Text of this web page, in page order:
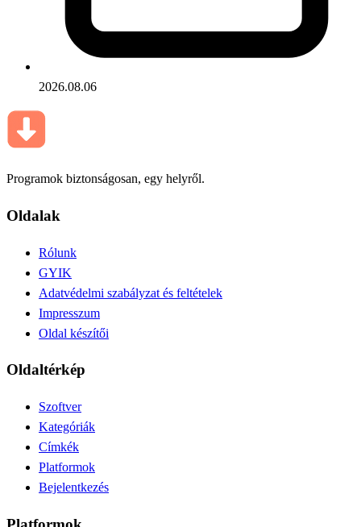
2026.08.06
Programok biztonságosan, egy helyről.
Oldalak
Rólunk
GYIK
Adatvédelmi szabályzat és feltételek
Impresszum
Oldal készítői
Oldaltérkép
Szoftver
Kategóriák
Címkék
Platformok
Bejelentkezés